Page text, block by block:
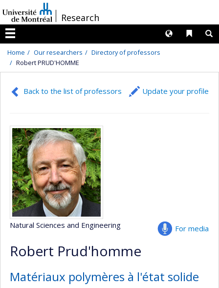
au
contenu
/Research
Menu
Liens
Langues
Home Our researchers
Directory of professors
Robert PRUD'HOMME
Back to the list of professors Update your profile
For media
Natural Sciences and Engineering
Robert Prud'homme
Matériaux polymères à l'état solide